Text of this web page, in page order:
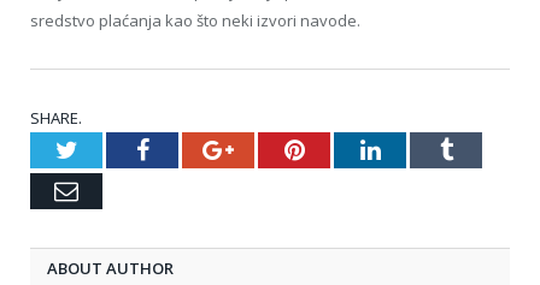
sredstvo plaćanja kao što neki izvori navode.
SHARE.
TwitterFacebookGoogle+PinterestLinkedInTumblr
Email
ABOUT AUTHOR